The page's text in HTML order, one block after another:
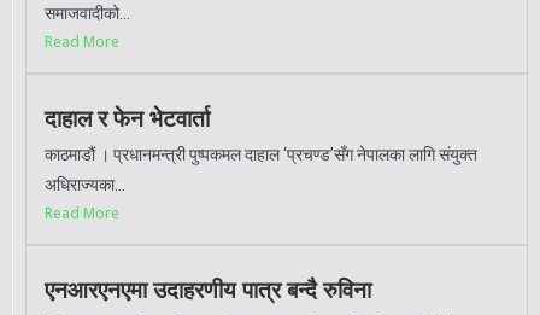
समाजवादीको...
Read More
दाहाल र फेन भेटवार्ता
काठमाडौं । प्रधानमन्त्री पुष्पकमल दाहाल ‘प्रचण्ड’सँग नेपालका लागि संयुक्त
अधिराज्यका...
Read More
एनआरएनएमा उदाहरणीय पात्र बन्दै रुविना